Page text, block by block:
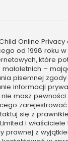
Online
od 1998 roku w
które
–
pisemnej
informacji
nie masz
się z
i
prawnej z